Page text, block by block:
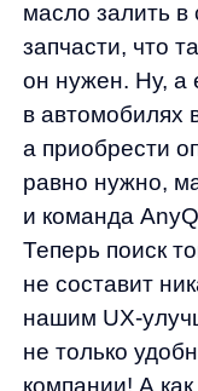
нашим UX-
не только
компании! А как
читайте в нашем
«Выглядит отлично!
адаптирована к верстке
целым. Те гипотезы,
В будущем добавим
пользователей. Круто,